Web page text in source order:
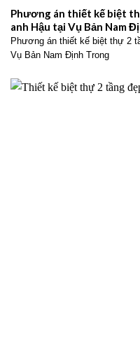
Phương án thiết kế biệt
anh Hậu tại Vụ Bản Nam
Phương án thiết kế biệt thự 2
Vụ Bản Nam Định Trong